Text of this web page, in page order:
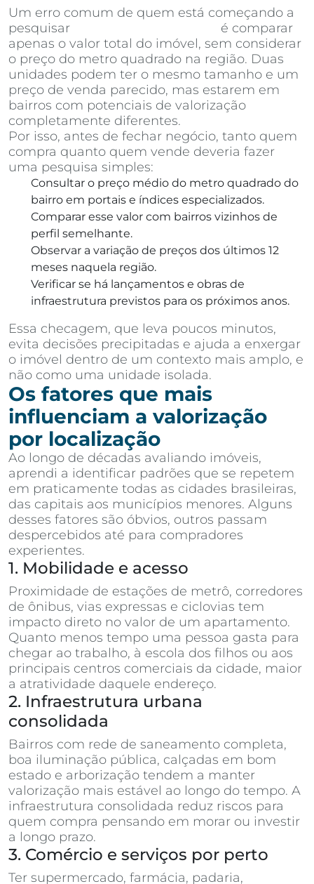
Um erro comum de quem está começando a
pesquisar
é comparar
apenas o valor total do imóvel, sem considerar
o preço do metro quadrado na região. Duas
unidades podem ter o mesmo tamanho e um
preço de venda parecido, mas estarem em
bairros com potenciais de valorização
completamente diferentes.
Por isso, antes de fechar negócio, tanto quem
compra quanto quem vende deveria fazer
uma pesquisa simples:
Consultar o preço médio do metro quadrado do
bairro em portais e índices especializados.
Comparar esse valor com bairros vizinhos de
perfil semelhante.
Observar a variação de preços dos últimos 12
meses naquela região.
Verificar se há lançamentos e obras de
infraestrutura previstos para os próximos anos.
Essa checagem, que leva poucos minutos,
evita decisões precipitadas e ajuda a enxergar
o imóvel dentro de um contexto mais amplo, e
não como uma unidade isolada.
Os fatores que mais
influenciam a valorização
por localização
Ao longo de décadas avaliando imóveis,
aprendi a identificar padrões que se repetem
em praticamente todas as cidades brasileiras,
das capitais aos municípios menores. Alguns
desses fatores são óbvios, outros passam
despercebidos até para compradores
experientes.
1. Mobilidade e acesso
Proximidade de estações de metrô, corredores
de ônibus, vias expressas e ciclovias tem
impacto direto no valor de um apartamento.
Quanto menos tempo uma pessoa gasta para
chegar ao trabalho, à escola dos filhos ou aos
principais centros comerciais da cidade, maior
a atratividade daquele endereço.
2. Infraestrutura urbana
consolidada
Bairros com rede de saneamento completa,
boa iluminação pública, calçadas em bom
estado e arborização tendem a manter
valorização mais estável ao longo do tempo. A
infraestrutura consolidada reduz riscos para
quem compra pensando em morar ou investir
a longo prazo.
3. Comércio e serviços por perto
Ter supermercado, farmácia, padaria,